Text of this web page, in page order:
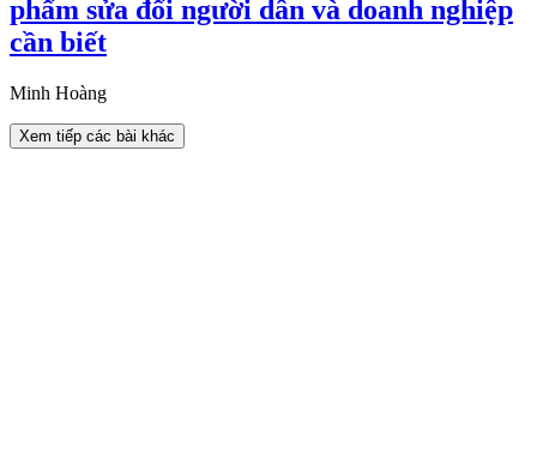
phẩm sửa đổi người dân và doanh nghiệp
cần biết
Minh Hoàng
Xem tiếp các bài khác